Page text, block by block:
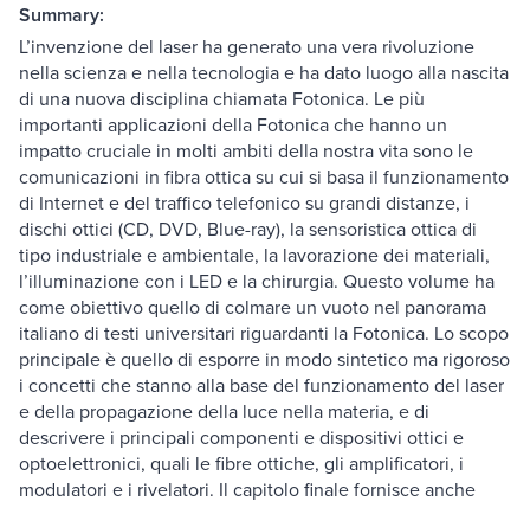
Summary:
L’invenzione del laser ha generato una vera rivoluzione
nella scienza e nella tecnologia e ha dato luogo alla nascita
di una nuova disciplina chiamata Fotonica. Le più
importanti applicazioni della Fotonica che hanno un
impatto cruciale in molti ambiti della nostra vita sono le
comunicazioni in fibra ottica su cui si basa il funzionamento
di Internet e del traffico telefonico su grandi distanze, i
dischi ottici (CD, DVD, Blue-ray), la sensoristica ottica di
tipo industriale e ambientale, la lavorazione dei materiali,
l’illuminazione con i LED e la chirurgia. Questo volume ha
come obiettivo quello di colmare un vuoto nel panorama
italiano di testi universitari riguardanti la Fotonica. Lo scopo
principale è quello di esporre in modo sintetico ma rigoroso
i concetti che stanno alla base del funzionamento del laser
e della propagazione della luce nella materia, e di
descrivere i principali componenti e dispositivi ottici e
optoelettronici, quali le fibre ottiche, gli amplificatori, i
modulatori e i rivelatori. Il capitolo finale fornisce anche